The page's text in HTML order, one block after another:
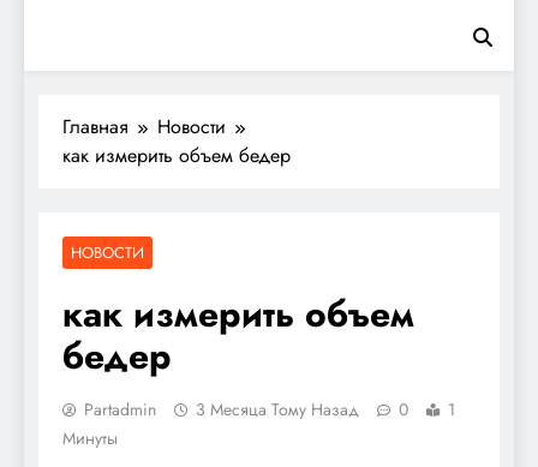
Главная
Новости
как измерить объем бедер
НОВОСТИ
как измерить объем
бедер
Partadmin 3 Месяца Тому Назад 0
1
Минуты